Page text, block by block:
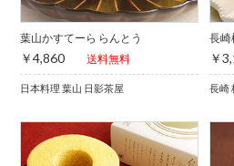
葉山かすてーら らんとう
￥4,860 送料無料
日本料理 葉山 日影茶屋
長崎
￥
長崎